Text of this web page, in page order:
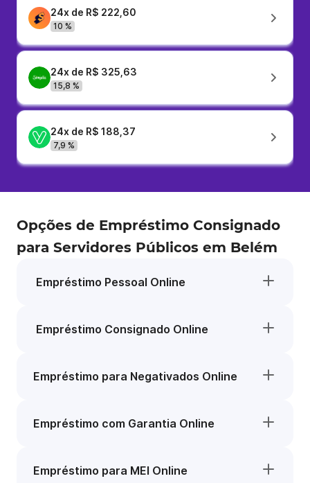
24x de R$ 222,60
10 %
24x de R$ 325,63
15,8 %
24x de R$ 188,37
7,9 %
Opções de Empréstimo Consignado
para Servidores Públicos em Belém
Empréstimo Pessoal Online
Empréstimo Consignado Online
Empréstimo para Negativados Online
Empréstimo com Garantia Online
Empréstimo para MEI Online